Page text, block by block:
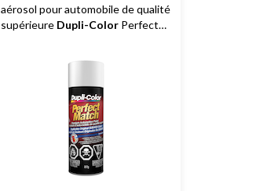
aérosol pour automobile de qualité
supérieure Dupli-ColorPerfect